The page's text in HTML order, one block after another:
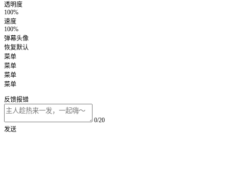
透明度
100%
速度
100%
弹幕头像
恢复默认
菜单
菜单
菜单
菜单
反馈报错
0/20
发送